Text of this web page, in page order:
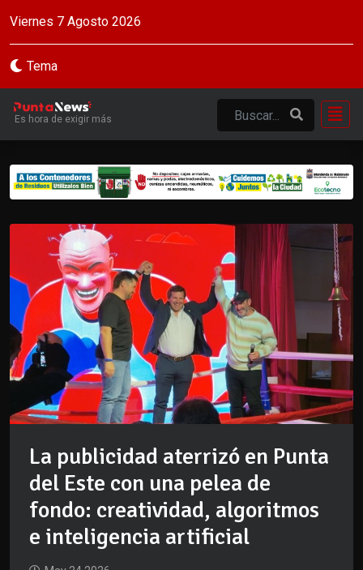
Viernes 7 Agosto 2026
Tema
Es hora de exigir más
La publicidad aterrizó en Punta
del Este con una pelea de
fondo: creatividad, algoritmos
e inteligencia artificial